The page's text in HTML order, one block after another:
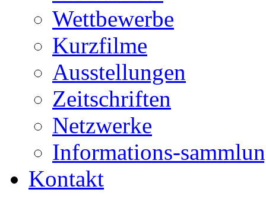
Wettbewerbe
Kurzfilme
Ausstellungen
Zeitschriften
Netzwerke
Informations-
Kontakt